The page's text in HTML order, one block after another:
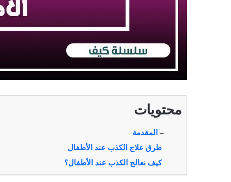
محتويات
– المقدمة
طرق علاج الكذب عند الأطفال
كيف نعالج الكذب عند الأطفال؟